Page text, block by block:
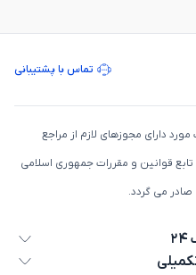
تماس با پشتیبانی
دارای مجوزهای لازم از مراجع
قوانين و مقررات جمهوری اسلامی
صادر می گردد.